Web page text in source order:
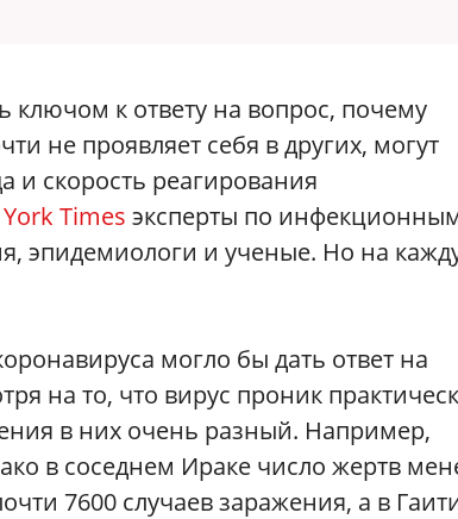
ключом к ответу на вопрос, почему
не проявляет себя в других, могут
и скорость реагирования
Times эксперты по
эпидемиологи и ученые. Но на
могло бы дать ответ на
на то, что вирус проник
в них очень разный. Например,
в соседнем Ираке число жертв
7600 случаев заражения, а в